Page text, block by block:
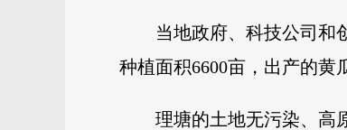
当地政府、科技公司和
种植面积6600亩，出产的黄
理塘的土地无污染、高